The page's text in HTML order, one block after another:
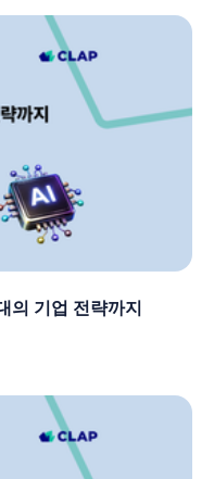
의 기업 전략까지